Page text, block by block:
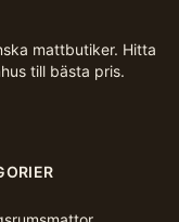
mattbutiker. Hitta
till bästa pris.